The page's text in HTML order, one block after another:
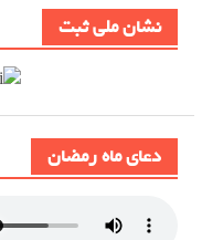
دعای ماه رمضان
نشان ملی ثبت